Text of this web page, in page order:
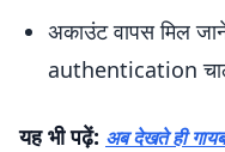
अकाउंट वापस मिल
authentication
यह भी पढ़ें: अब देखते ही